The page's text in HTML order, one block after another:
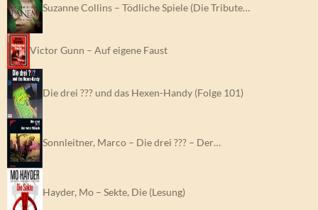
Suzanne Collins – Tödliche Spiele (Die Tribute…
Victor Gunn – Auf eigene Faust
Die drei ??? und das Hexen-Handy (Folge 101)
Sonnleitner, Marco – Die drei ??? – Der…
Hayder, Mo – Sekte, Die (Lesung)